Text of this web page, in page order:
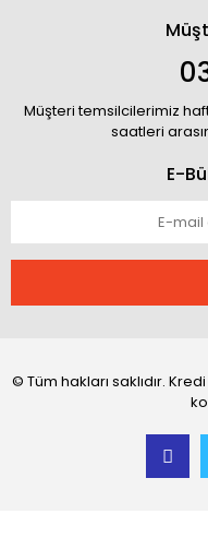
Müşteri temsilcilerimiz
saatleri
E-
© Tüm hakları saklıdır.